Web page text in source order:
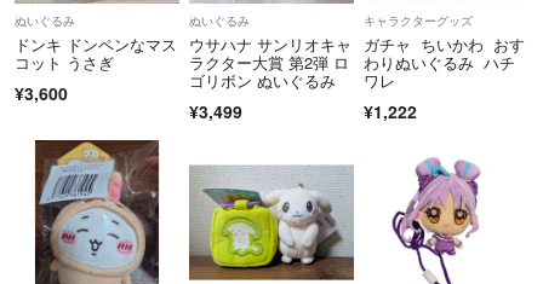
ぬいぐるみ
ドンキ ドンペンなマス
コット うさぎ
¥3,600
ぬいぐるみ
ウサハナ サンリオキャ
ラクター大賞 第2弾 ロ
ゴリボン ぬいぐるみ
¥3,499
キャラクターグッズ
ガチャ ちいかわ おす
わりぬいぐるみ ハチ
ワレ
¥1,222